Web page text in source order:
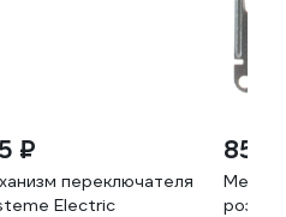
₽
переключателя
Electric
851 ₽